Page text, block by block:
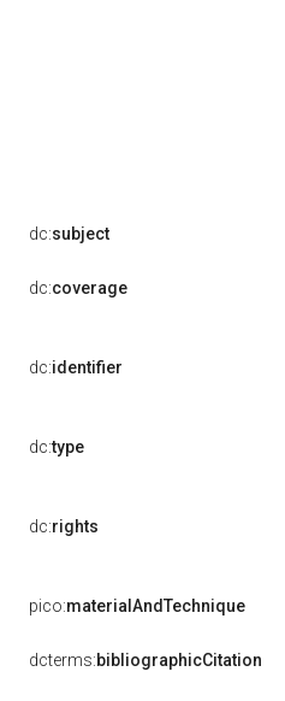
dc:subject
dc:coverage
dc:identifier
dc:type
dc:rights
pico:materialAndTechnique
dcterms:bibliographicCitation